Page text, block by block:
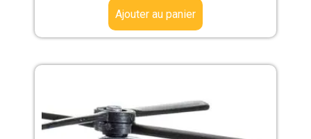
Ajouter au panier